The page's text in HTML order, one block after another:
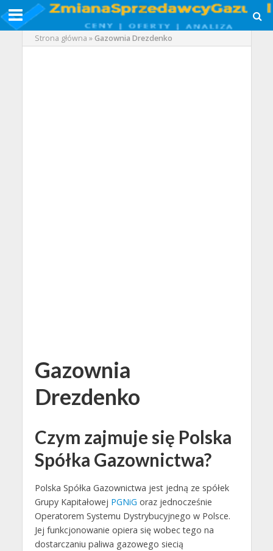
Strona główna »Gazownia Drezdenko
Gazownia
Drezdenko
Czym zajmuje się Polska
Spółka Gazownictwa?
Polska Spółka Gazownictwa jest jedną ze spółek
Grupy Kapitałowej PGNiG oraz jednocześnie
Operatorem Systemu Dystrybucyjnego w Polsce.
Jej funkcjonowanie opiera się wobec tego na
dostarczaniu paliwa gazowego siecią